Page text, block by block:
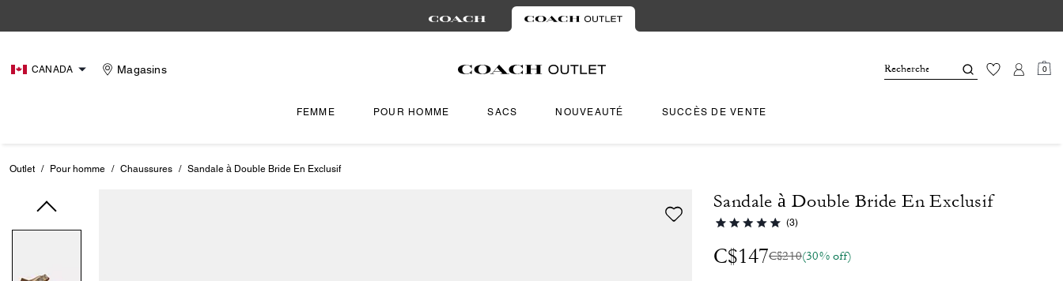
CANADA Magasins 0
FEMME POUR HOMME SACS NOUVEAUTÉ SUCCÈS DE VENTE
Outlet / Pour homme / Chaussures / Sandale à Double Bride En Exclusif
Sandale à Double Bride En Exclusif
(3)
C$147C$210(30% off)